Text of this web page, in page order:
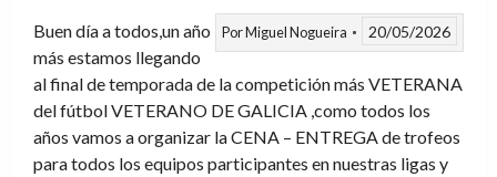
PorMiguel Nogueira 20/05/2026
Buen día a todos,un año
más estamos llegando
al final de temporada de la competición más VETERANA
del fútbol VETERANO DE GALICIA ,como todos los
años vamos a organizar la CENA – ENTREGA de trofeos
para todos los equipos participantes en nuestras ligas y